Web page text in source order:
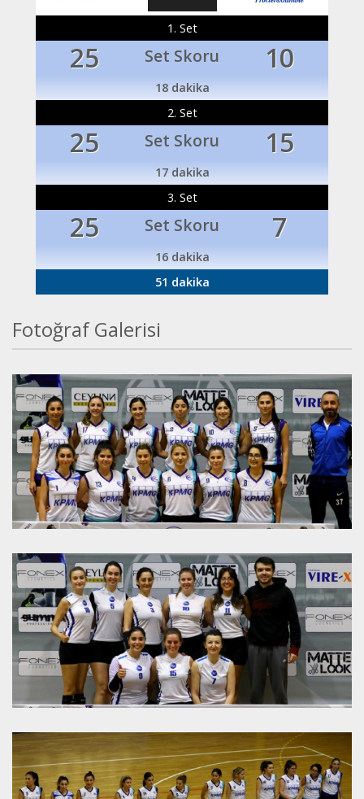
1. Set
25 Set Skoru 10
18 dakika
2. Set
25 Set Skoru 15
17 dakika
3. Set
25 Set Skoru 7
16 dakika
51 dakika
Fotoğraf Galerisi